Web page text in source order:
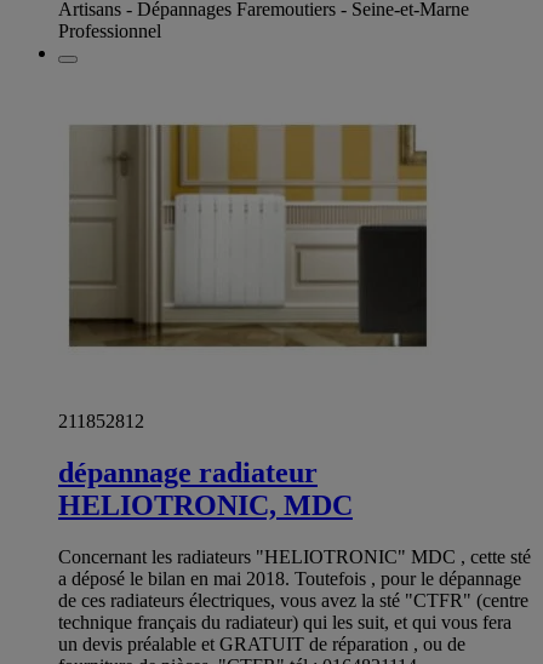
Artisans - Dépannages Faremoutiers - Seine-et-Marne
Professionnel
211852812
dépannage radiateur
HELIOTRONIC, MDC
Concernant les radiateurs "HELIOTRONIC" MDC , cette sté
a déposé le bilan en mai 2018. Toutefois , pour le dépannage
de ces radiateurs électriques, vous avez la sté "CTFR" (centre
technique français du radiateur) qui les suit, et qui vous fera
un devis préalable et GRATUIT de réparation , ou de